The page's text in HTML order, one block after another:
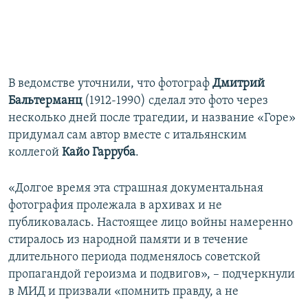
В ведомстве уточнили, что фотограф Дмитрий
Бальтерманц (1912-1990) сделал это фото через
несколько дней после трагедии, и название «Горе»
придумал сам автор вместе с итальянским
коллегой Кайо Гарруба.
«Долгое время эта страшная документальная
фотография пролежала в архивах и не
публиковалась. Настоящее лицо войны намеренно
стиралось из народной памяти и в течение
длительного периода подменялось советской
пропагандой героизма и подвигов», – подчеркнули
в МИД и призвали «помнить правду, а не